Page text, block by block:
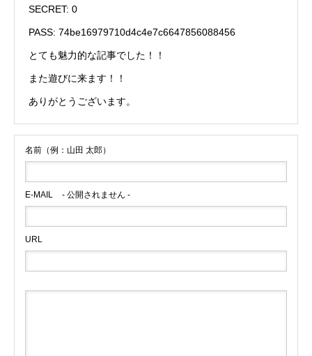
SECRET: 0
PASS: 74be16979710d4c4e7c6647856088456
とても魅力的な記事でした！！
また遊びに来ます！！
ありがとうございます。
名前（例：山田 太郎）
E-MAIL - 公開されません -
URL